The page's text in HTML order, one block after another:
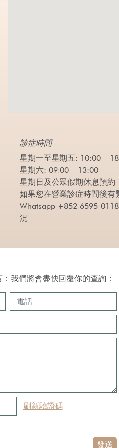
診症時間
星期一至星期五: 10:00 –
星期六: 09:00 – 13:00
星期日及公眾假期休息預約
如果您在營業診症時間後有
Whatsapp +852 6595-
況
我們將會盡快回覆你的查詢：
刷新驗證碼
發送